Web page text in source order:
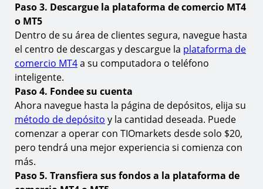
23.
¿Cuáles son las tarifas de trading al operar el Hang
Seng en MT4 & MT5?
24. ¿Cómo empiezo a operar el Hang Seng en MT4 o
MT5?
Aprenda más sobre el comercio de índices
Opera el Hang Seng en MT4 & MT5 con
TIOmarkets
Paso 3. Descargue la plataforma de comercio MT4
o MT5
Dentro de su área de clientes segura, navegue hasta
el centro de descargas y descargue la plataforma de
comercio MT4a su computadora o teléfono
inteligente.
Paso 4. Fondee su cuenta
Ahora navegue hasta la página de depósitos, elija su
método de depósito y la cantidad deseada. Puede
comenzar a operar con TIOmarkets desde solo $20,
pero tendrá una mejor experiencia si comienza con
más.
Paso 5. Transfiera sus fondos a la plataforma de